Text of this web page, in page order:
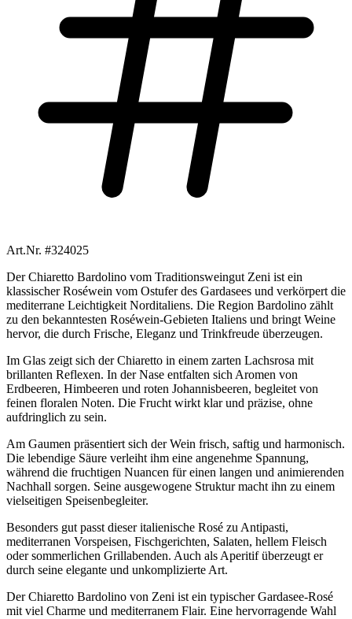
Art.Nr. #324025
Der Chiaretto Bardolino vom Traditionsweingut Zeni ist ein
klassischer Roséwein vom Ostufer des Gardasees und verkörpert die
mediterrane Leichtigkeit Norditaliens. Die Region Bardolino zählt
zu den bekanntesten Roséwein-Gebieten Italiens und bringt Weine
hervor, die durch Frische, Eleganz und Trinkfreude überzeugen.
Im Glas zeigt sich der Chiaretto in einem zarten Lachsrosa mit
brillanten Reflexen. In der Nase entfalten sich Aromen von
Erdbeeren, Himbeeren und roten Johannisbeeren, begleitet von
feinen floralen Noten. Die Frucht wirkt klar und präzise, ohne
aufdringlich zu sein.
Am Gaumen präsentiert sich der Wein frisch, saftig und harmonisch.
Die lebendige Säure verleiht ihm eine angenehme Spannung,
während die fruchtigen Nuancen für einen langen und animierenden
Nachhall sorgen. Seine ausgewogene Struktur macht ihn zu einem
vielseitigen Speisenbegleiter.
Besonders gut passt dieser italienische Rosé zu Antipasti,
mediterranen Vorspeisen, Fischgerichten, Salaten, hellem Fleisch
oder sommerlichen Grillabenden. Auch als Aperitif überzeugt er
durch seine elegante und unkomplizierte Art.
Der Chiaretto Bardolino von Zeni ist ein typischer Gardasee-Rosé
mit viel Charme und mediterranem Flair. Eine hervorragende Wahl